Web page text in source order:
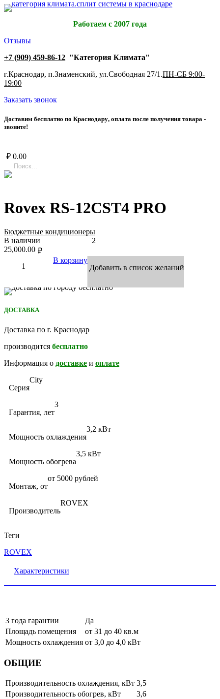
Работаем с 2007 года
Отзывы
+7 (909) 459-86-12 "Категория Климата"
г.Краснодар, п.Знаменский, ул.Свободная 27/1.ПН-СБ 9:00-
19:00
Заказать звонок
Доставим бесплатно по Краснодару, оплата после получения товара -
звоните!
₽ 0.00
Rovex RS-12CST4 PRO
Бюджетные кондиционеры
В наличии
2
₽
25,000.00
В корзину
Добавить в список желаний
ДОСТАВКА
Доставка по г. Краснодар
производится бесплатно
Информация о доставке и оплате
Серия
City
Гарантия, лет
3
Мощность охлаждения
3,2 кВт
Мощность обогрева
3,5 кВт
Монтаж, от
от 5000 рублей
Производитель
ROVEX
Теги
ROVEX
Характеристики
3 года гарантии
Да
Площадь помещения
от 31 до 40 кв.м
Мощность охлаждения от 3,0 до 4,0 кВт
ОБЩИЕ
Производительность охлаждения, кВт 3,5
Производительность обогрев, кВт
3,6